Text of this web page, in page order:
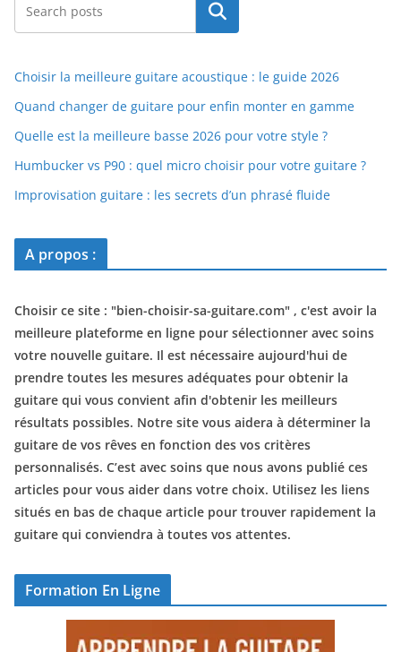
Rechercher
Choisir la meilleure guitare acoustique : le guide 2026
Quand changer de guitare pour enfin monter en gamme
Quelle est la meilleure basse 2026 pour votre style ?
Humbucker vs P90 : quel micro choisir pour votre guitare ?
Improvisation guitare : les secrets d’un phrasé fluide
A propos :
Choisir ce site : "bien-choisir-sa-guitare.com" , c'est avoir la
meilleure plateforme en ligne pour sélectionner avec soins
votre nouvelle guitare. Il est nécessaire aujourd'hui de
prendre toutes les mesures adéquates pour obtenir la
guitare qui vous convient afin d'obtenir les meilleurs
résultats possibles. Notre site vous aidera à déterminer la
guitare de vos rêves en fonction des vos critères
personnalisés. C’est avec soins que nous avons publié ces
articles pour vous aider dans votre choix. Utilisez les liens
situés en bas de chaque article pour trouver rapidement la
guitare qui conviendra à toutes vos attentes.
Formation En Ligne